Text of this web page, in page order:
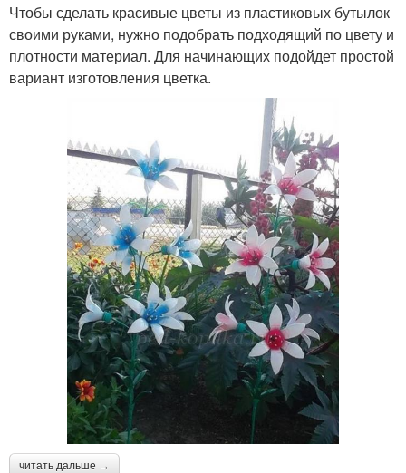
Чтобы сделать красивые цветы из пластиковых бутылок
своими руками, нужно подобрать подходящий по цвету и
плотности материал. Для начинающих подойдет простой
вариант изготовления цветка.
читать дальше →